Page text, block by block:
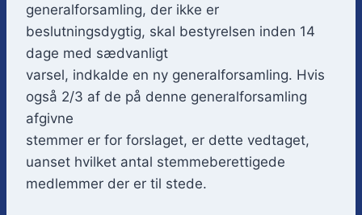
generalforsamling, der ikke er
beslutningsdygtig, skal bestyrelsen inden 14
dage med sædvanligt
varsel, indkalde en ny generalforsamling. Hvis
også 2/3 af de på denne generalforsamling
afgivne
stemmer er for forslaget, er dette vedtaget,
uanset hvilket antal stemmeberettigede
medlemmer der er til stede.